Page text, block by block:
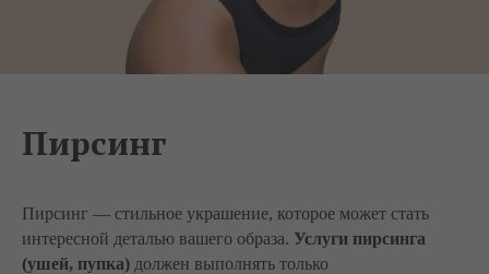
Пирсинг
Пирсинг — стильное украшение, которое может стать
интересной деталью вашего образа. Услуги пирсинга
(ушей, пупка) должен выполнять только